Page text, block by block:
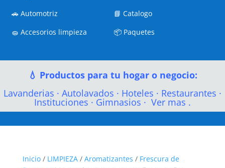
🚗Automotriz
🧽Accesorios limpieza
📘Catalogo
📦 Paquetes
💧 Productos para tu hogar o negocio:
Lavanderias · Autolavados · Hoteles · Restaurantes ·
Instituciones · Gimnasios · Ver mas .
Inicio/ LIMPIEZA/ Aromatizantes / Frescura de